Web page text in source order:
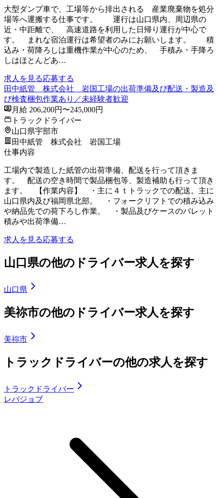
大型ダンプ車で、工場等から排出される 産業廃棄物を処分
場等へ運搬する仕事です。 運行は山口県内、周辺県の
近・中距離で、 高速道路を利用した日帰り運行が中心で
す。 まれな宿泊運行は希望者のみにお願いします。 積
込み・荷降ろしは重機作業が中心のため、 手積み・手降ろ
しはほとんどあ…
求人を見る応募する
田中紙管 株式会社 岩国工場の出荷準備及び配送・製造及
び検査梱包作業あり／未経験者歓迎
月給 206,200円〜245,000円
トラックドライバー
山口県宇部市
田中紙管 株式会社 岩国工場
仕事内容
工場内で製造した紙管の出荷準備、配送を行って頂きま
す。 配送の空き時間で製品梱包等、製造補助も行って頂き
ます。 【作業内容】 ・主に４ｔトラックでの配送。主に
山口県内及び福岡県北部。 ・フォークリフトでの積み込み
や納品先での荷下ろし作業。 ・製品及びケースのパレット
積みや出荷準備…
求人を見る応募する
山口県の他のドライバー求人を探す
山口県
美祢市の他のドライバー求人を探す
美祢市
トラックドライバーの他の求人を探す
トラックドライバー
レバジョブ